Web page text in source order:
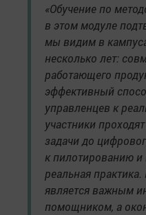
«Обучение по
в этом модуле
мы видим в
несколько лет:
работающего
эффективный
управленцев к
участники
задачи до
к пилотированию
реальная
является важным
помощником, а